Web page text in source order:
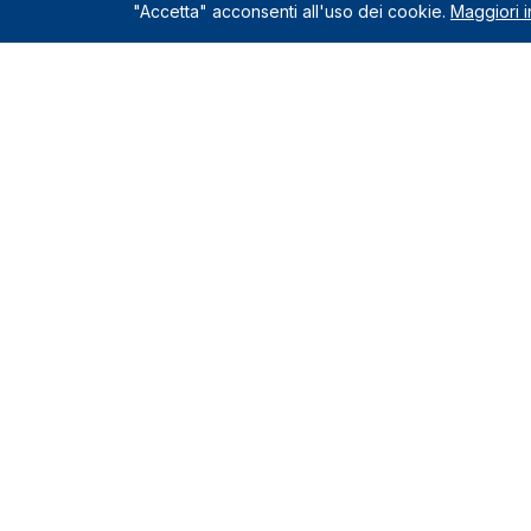
"Accetta" acconsenti all'uso dei cookie. Maggiori